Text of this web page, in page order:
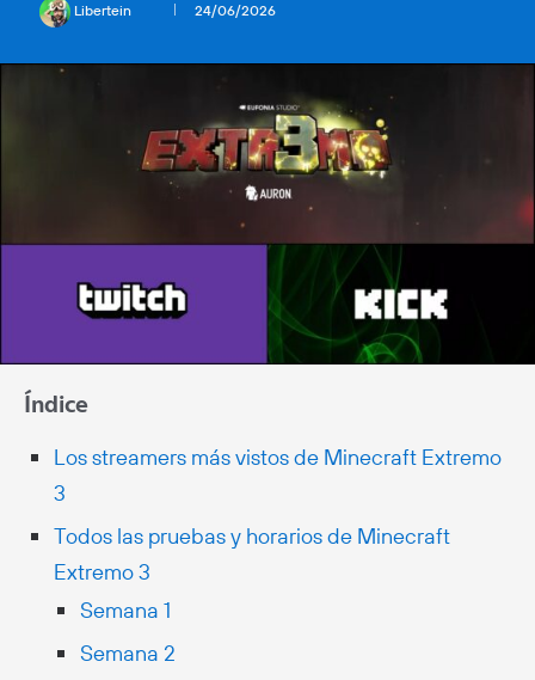
Libertein 24/06/2026
Índice
Los streamers más vistos de Minecraft Extremo
3
Todos las pruebas y horarios de Minecraft
Extremo 3
Semana 1
Semana 2